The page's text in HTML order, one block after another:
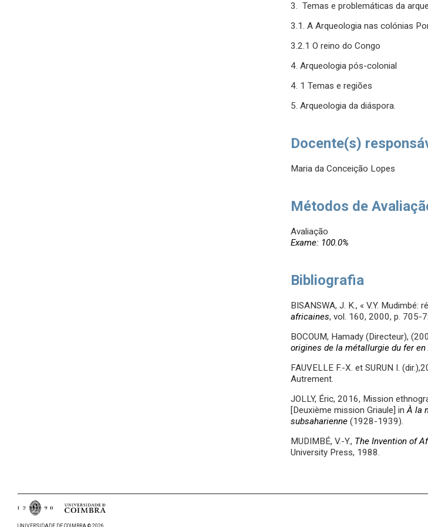
3. Temas e problemáticas da
3.1. A Arqueologia nas colónias
3.2.1 O reino do Congo
4. Arqueologia pós-colonial
4. 1 Temas e regiões
5. Arqueologia da diáspora.
Docente(s)
Maria da Conceição Lopes
Métodos de
Avaliação
Exame: 100.0%
Bibliografia
BISANSWA, J. K., « V.Y.
africaines, vol. 160, 2000, p. 705-
BOCOUM, Hamady (Directeur),
origines de la métallurgie du fer
FAUVELLE F.-X. et SURUN I.
Autrement.
JOLLY, Éric, 2016, Mission
[Deuxième mission Griaule] inÀ la
subsaharienne (1928-1939).
MUDIMBÉ, V.-Y., The Invention of
University Press, 1988.